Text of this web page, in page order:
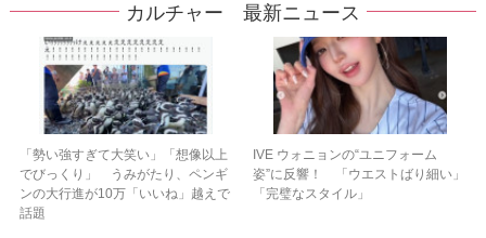
カルチャー 最新ニュース
「勢い強すぎて大笑い」「想像以上
でびっくり」 うみがたり、ペンギ
ンの大行進が10万「いいね」越えで
話題
IVE ウォニョンの“ユニフォーム
姿”に反響！ 「ウエストばり細い」
「完璧なスタイル」